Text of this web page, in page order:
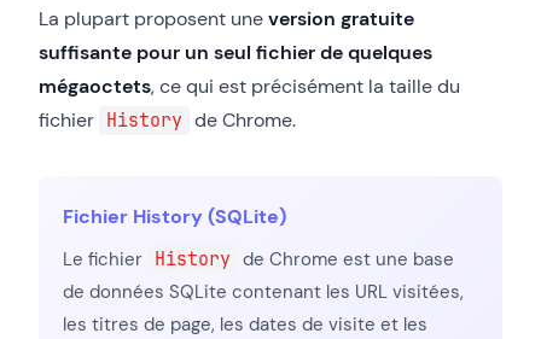
La plupart proposent uneversion gratuite
suffisante pour un seul fichier de quelques
mégaoctets, ce qui est précisément la taille du
fichier History de Chrome.
Fichier History (SQLite)
Le fichier History de Chrome est une base
de données SQLite contenant les URL visitées,
les titres de page, les dates de visite et les